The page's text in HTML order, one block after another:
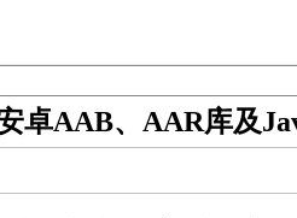
AAB、AAR库及